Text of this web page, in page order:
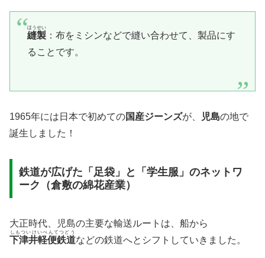
縫製
ほうせい
：布をミシンなどで縫い合わせて、製品にす
ることです。
1965年には日本で初めての国産ジーンズが、 児島の地で
誕生しました！
鉄道が広げた「足袋」と「学生服」のネットワ
ーク（倉敷の綿花産業）
​大正時代、児島の主要な輸送ルートは、船から
下津井軽便鉄道
しもついけいべんてつどう
などの鉄道へとシフトしていきました。